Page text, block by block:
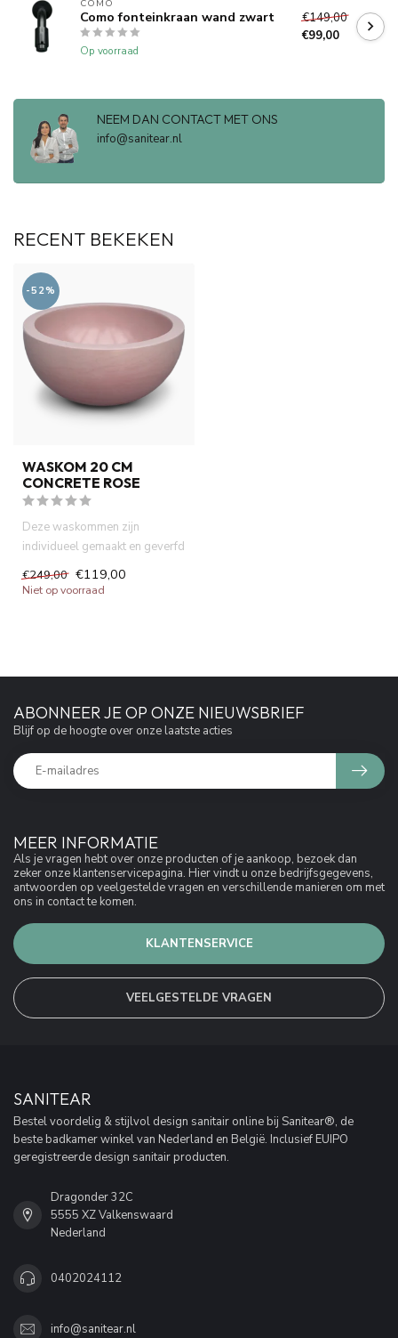
COMO
Como fonteinkraan wand zwart
Op voorraad
€149,00
€99,00
NEEM DAN CONTACT MET ONS
info@sanitear.nl
RECENT BEKEKEN
-52%
WASKOM 20 CM
CONCRETE ROSE
Deze waskommen zijn
individueel gemaakt en geverfd
met natuurlijke verf. Dit zor...
€249,00 €119,00
Niet op voorraad
MEER INFORMATIE
Als je vragen hebt over onze producten of je aankoop, bezoek dan
zeker onze klantenservicepagina. Hier vindt u onze bedrijfsgegevens,
antwoorden op veelgestelde vragen en verschillende manieren om met
ons in contact te komen.
KLANTENSERVICE
VEELGESTELDE VRAGEN
ABONNEER JE OP ONZE NIEUWSBRIEF
Blijf op de hoogte over onze laatste acties
SANITEAR
Bestel voordelig & stijlvol design sanitair online bij Sanitear®, de
beste badkamer winkel van Nederland en België. Inclusief EUIPO
geregistreerde design sanitair producten.
Dragonder 32C
5555 XZ Valkenswaard
Nederland
0402024112
info@sanitear.nl